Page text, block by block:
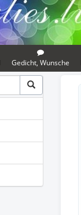
Gedicht, Wunsche